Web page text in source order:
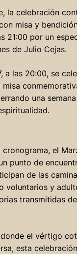
la celebración
misa y
21:00 por un
de Julio Cejas.
a las 20:00, se
misa
una
cronograma, el
punto de
de las
voluntarios y
transmitidas
el vértigo
esta